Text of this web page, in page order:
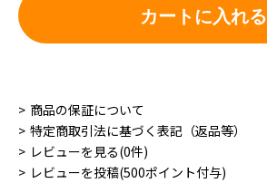
カートに入れる
商品の保証について
特定商取引法に基づく表記（返品等）
レビューを見る(0件)
レビューを投稿(500ポイント付与)